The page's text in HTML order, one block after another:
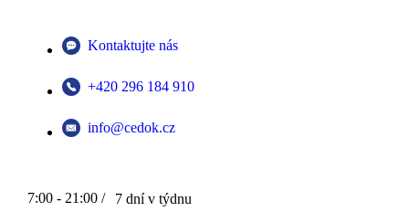
Kontaktujte nás
+420 296 184 910
info@cedok.cz
7:00 - 21:00 / 7 dní v týdnu